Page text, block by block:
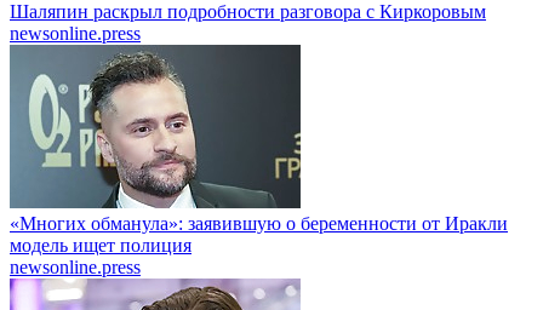
Шаляпин раскрыл подробности разговора с Киркоровым
newsonline.press
«Многих обманула»: заявившую о беременности от Иракли
модель ищет полиция
newsonline.press